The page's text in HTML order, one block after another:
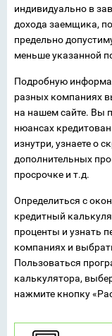
индивидуально в
дохода заемщика,
предельно
меньше указанной
Подробную
разных компаниях
на нашем сайте. Вы
нюансах
изнутри, узнаете о
дополнительных
просрочке и т.д.
Определиться с
кредитный
проценты и узнать
компаниях и
Пользоваться
калькулятора,
нажмите кнопку